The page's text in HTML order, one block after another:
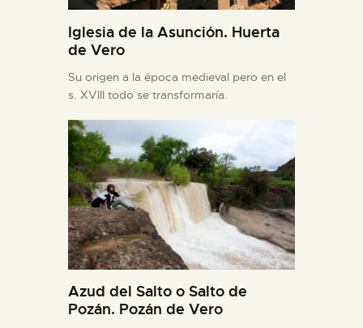
Iglesia de la Asunción. Huerta
de Vero
Su origen a la época medieval pero en el
s. XVIII todo se transformaría.
Azud del Salto o Salto de
Pozán. Pozán de Vero